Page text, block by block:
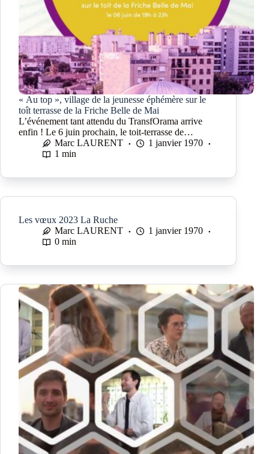
« Au top », village de la jeunesse éphémère sur le
toît terrasse de la Friche Belle de Mai
L’événement tant attendu du TransfOrama arrive
enfin ! Le 6 juin prochain, le toit-terrasse de…
Marc LAURENT
1 janvier 1970
1 min
Les vœux 2023 La Ruche
Marc LAURENT
1 janvier 1970
0 min